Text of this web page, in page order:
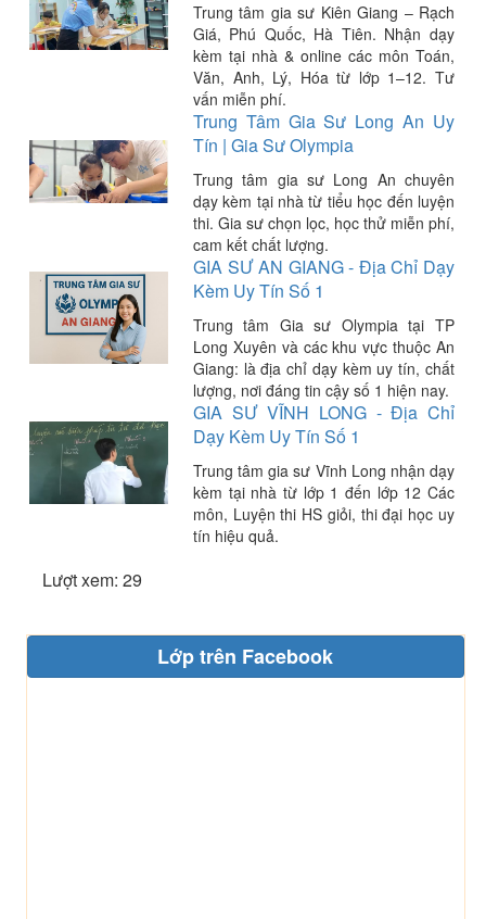
Trung tâm gia sư Kiên Giang – Rạch
Giá, Phú Quốc, Hà Tiên. Nhận dạy
kèm tại nhà & online các môn Toán,
Văn, Anh, Lý, Hóa từ lớp 1–12. Tư
vấn miễn phí.
Trung Tâm Gia Sư Long An Uy
Tín | Gia Sư Olympia
Trung tâm gia sư Long An chuyên
dạy kèm tại nhà từ tiểu học đến luyện
thi. Gia sư chọn lọc, học thử miễn phí,
cam kết chất lượng.
GIA SƯ AN GIANG - Địa Chỉ Dạy
Kèm Uy Tín Số 1
Trung tâm Gia sư Olympia tại TP
Long Xuyên và các khu vực thuộc An
Giang: là địa chỉ dạy kèm uy tín, chất
lượng, nơi đáng tin cậy số 1 hiện nay.
GIA SƯ VĨNH LONG - Địa Chỉ
Dạy Kèm Uy Tín Số 1
Trung tâm gia sư Vĩnh Long nhận dạy
kèm tại nhà từ lớp 1 đến lớp 12 Các
môn, Luyện thi HS giỏi, thi đại học uy
tín hiệu quả.
Lượt xem: 29
Lớp trên Facebook